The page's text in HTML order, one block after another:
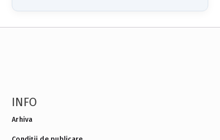
INFO
Arhiva